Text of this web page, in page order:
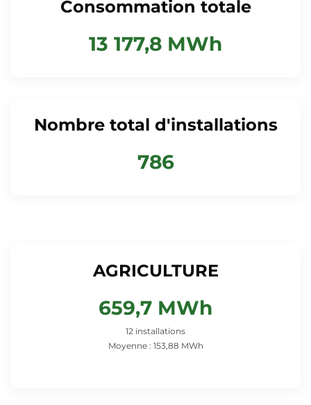
Consommation totale
13 177,8 MWh
Nombre total d'installations
786
AGRICULTURE
659,7 MWh
12 installations
Moyenne : 153,88 MWh